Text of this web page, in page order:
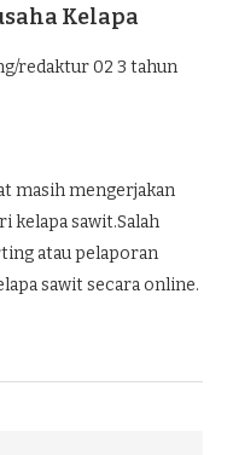
Kelapa
redaktur 02 3 tahun
masih mengerjakan
kelapa sawit.Salah
atau pelaporan
sawit secara online.